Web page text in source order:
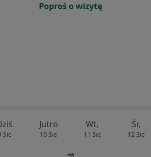
Poproś o wizytę
Sie
Jutro
10 Sie
Wt,
11 Sie
Śr,
12 Sie